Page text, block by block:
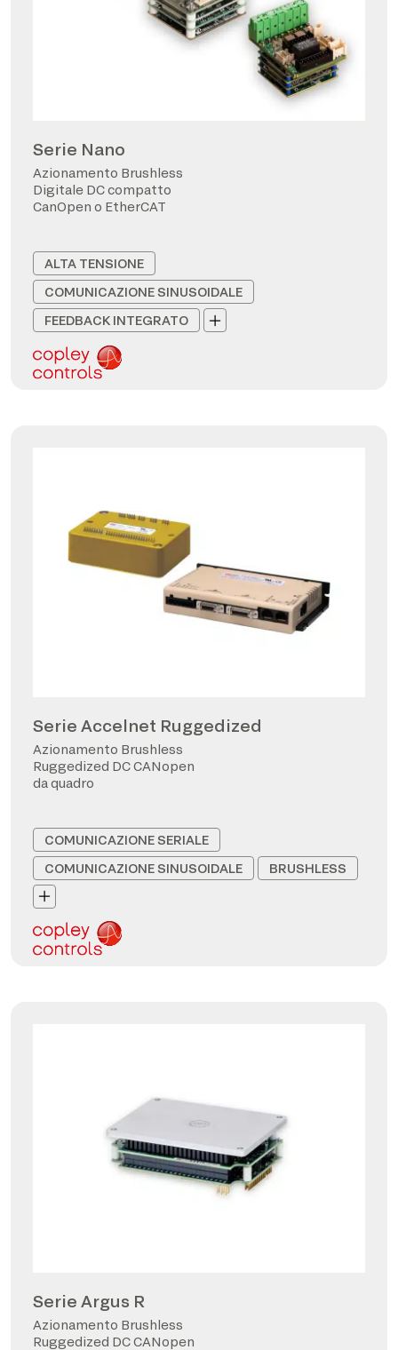
Serie Nano
Azionamento Brushless
Digitale DC compatto
CanOpen o EtherCAT
ALTA TENSIONE
COMUNICAZIONE SINUSOIDALE
FEEDBACK INTEGRATO
Serie Accelnet Ruggedized
Azionamento Brushless
Ruggedized DC CANopen
da quadro
COMUNICAZIONE SERIALE
COMUNICAZIONE SINUSOIDALE
BRUSHLESS
Serie Argus R
Azionamento Brushless
Ruggedized DC CANopen